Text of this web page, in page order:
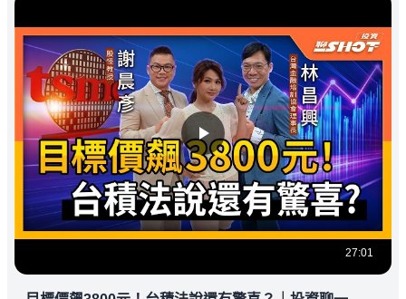
27:01